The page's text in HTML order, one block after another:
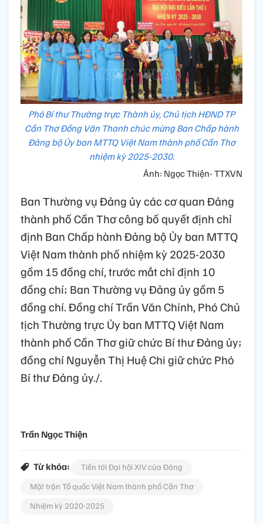
Phó Bí thư Thường trực Thành ủy, Chủ tịch HĐND TP
Cần Thơ Đồng Văn Thanh chúc mừng Ban Chấp hành
Đảng bộ Ủy ban MTTQ Việt Nam thành phố Cần Thơ
nhiệm kỳ 2025-2030.
Ảnh: Ngọc Thiện- TTXVN
Ban Thường vụ Đảng ủy các cơ quan Đảng
thành phố Cần Thơ công bố quyết định chỉ
định Ban Chấp hành Đảng bộ Ủy ban MTTQ
Việt Nam thành phố nhiệm kỳ 2025-2030
gồm 15 đồng chí, trước mắt chỉ định 10
đồng chí; Ban Thường vụ Đảng ủy gồm 5
đồng chí. Đồng chí Trần Văn Chính, Phó Chủ
tịch Thường trực Ủy ban MTTQ Việt Nam
thành phố Cần Thơ giữ chức Bí thư Đảng ủy;
đồng chí Nguyễn Thị Huệ Chi giữ chức Phó
Bí thư Đảng ủy./.
Trần Ngọc Thiện
Từ khóa:
Tiến tới Đại hội XIV của Đảng
Mặt trận Tổ quốc Việt Nam thành phố Cần Thơ
Nhiệm kỳ 2020-2025